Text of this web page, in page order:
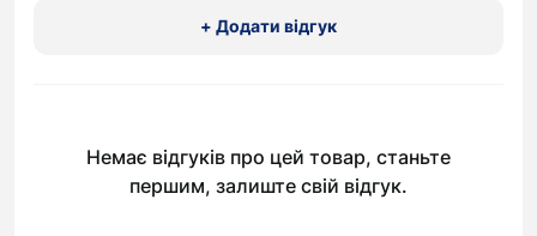
+ Додати відгук
Немає відгуків про цей товар, станьте
першим, залиште свій відгук.